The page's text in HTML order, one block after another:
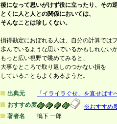
後になって思いがけず役に立ったり、その
とくに人と人との関係においては、
そんなことは珍しくない。
損得勘定におぼれる人は、自分の計算では
歩んでいるような思いでいるかもしれない
もっと広い視野で眺めてみると、
大事なところで取り返しのつかない損を
していることもよくあるようだ。
出典元
「イライラぐせ」を直せばす
おすすめ度
※おすすめ
著者名
鴨下 一郎